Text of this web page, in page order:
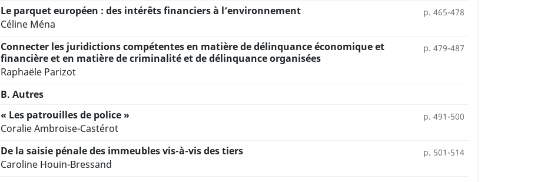
Le parquet européen : des intérêts financiers à l’environnement
Céline Ména
p. 465-478
Connecter les juridictions compétentes en matière de délinquance économique et
financière et en matière de criminalité et de délinquance organisées
Raphaële Parizot
p. 479-487
B. Autres
« Les patrouilles de police »
Coralie Ambroise-Castérot
p. 491-500
De la saisie pénale des immeubles vis-à-vis des tiers
Caroline Houin-Bressand
p. 501-514